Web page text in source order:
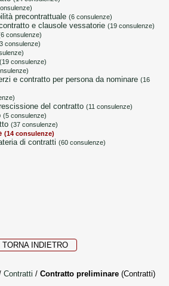
precontrattuale (6 consulenze)
e clausole vessatorie (19 consulenze)
consulenze)
consulenze)
(19 consulenze)
e contratto per persona da nominare (16
del contratto (11 consulenze)
(5 consulenze)
(37 consulenze)
(14 consulenze)
di contratti (60 consulenze)
TORNA INDIETRO
Contratti / Contratto preliminare (Contratti)